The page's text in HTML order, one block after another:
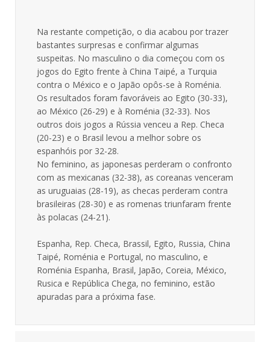
Na restante competição, o dia acabou por trazer
bastantes surpresas e confirmar algumas
suspeitas. No masculino o dia começou com os
jogos do Egito frente à China Taipé, a Turquia
contra o México e o Japão opôs-se à Roménia.
Os resultados foram favoráveis ao Egito (30-33),
ao México (26-29) e à Roménia (32-33). Nos
outros dois jogos a Rússia venceu a Rep. Checa
(20-23) e o Brasil levou a melhor sobre os
espanhóis por 32-28.
No feminino, as japonesas perderam o confronto
com as mexicanas (32-38), as coreanas venceram
as uruguaias (28-19), as checas perderam contra
brasileiras (28-30) e as romenas triunfaram frente
às polacas (24-21).
Espanha, Rep. Checa, Brassil, Egito, Russia, China
Taipé, Roménia e Portugal, no masculino, e
Roménia Espanha, Brasil, Japão, Coreia, México,
Rusica e República Chega, no feminino, estão
apuradas para a próxima fase.